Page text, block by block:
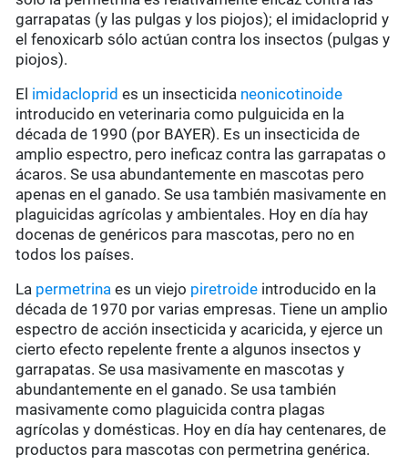
garrapatas (y las pulgas y los piojos); el imidacloprid y
el fenoxicarb sólo actúan contra los insectos (pulgas y
piojos).
El imidacloprid es un insecticida neonicotinoide
introducido en veterinaria como pulguicida en la
década de 1990 (por BAYER). Es un insecticida de
amplio espectro, pero ineficaz contra las garrapatas o
ácaros. Se usa abundantemente en mascotas pero
apenas en el ganado. Se usa también masivamente en
plaguicidas agrícolas y ambientales. Hoy en día hay
docenas de genéricos para mascotas, pero no en
todos los países.
La permetrina es un viejo piretroide introducido en la
década de 1970 por varias empresas. Tiene un amplio
espectro de acción insecticida y acaricida, y ejerce un
cierto efecto repelente frente a algunos insectos y
garrapatas. Se usa masivamente en mascotas y
abundantemente en el ganado. Se usa también
masivamente como plaguicida contra plagas
agrícolas y domésticas. Hoy en día hay centenares, de
productos para mascotas con permetrina genérica.